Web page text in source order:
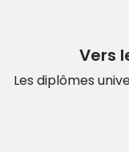
Vers
Les diplômes